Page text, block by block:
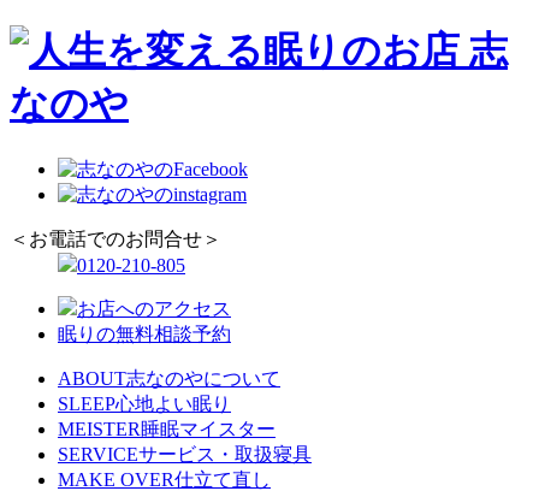
＜お電話でのお問合せ＞
0120-210-805
お店へのアクセス
眠りの無料相談予約
ABOUT志なのやについて
SLEEP心地よい眠り
MEISTER睡眠マイスター
SERVICEサービス・取扱寝具
MAKE OVER仕立て直し